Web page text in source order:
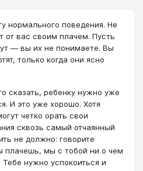
нормального поведения. Не
от вас своим плачем. Пусть
― вы их не понимаете. Вы
только когда они ясно
сказать, ребенку нужно уже
И это уже хорошо. Хотя
четко орать свои
сквозь самый отчаянный
не должно: говорите
плачешь, мы с тобой ни о чем
нужно успокоиться и